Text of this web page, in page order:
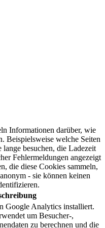
Informationen darüber, wie
Beispielsweise welche Seiten
besuchen, die Ladezeit
Fehlermeldungen angezeigt
die diese Cookies sammeln,
- sie können keinen
Google Analytics installiert.
um Besucher-,
zu berechnen und die